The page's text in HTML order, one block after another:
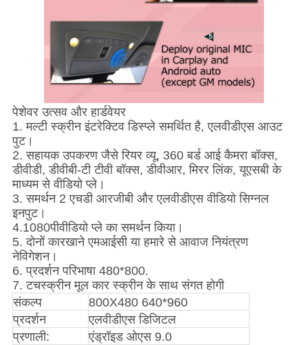
पेशेवर उत्सव और हार्डवेयर
1. मल्टी स्क्रीन इंटरेक्टिव डिस्प्ले समर्थित है, एलवीडीएस आउट
पुट।
2. सहायक उपकरण जैसे रियर व्यू, 360 बर्ड आई कैमरा बॉक्स,
डीवीडी, डीवीबी-टी टीवी बॉक्स, डीवीआर, मिरर लिंक, यूएसबी के
माध्यम से वीडियो प्ले।
3. समर्थन 2 एचडी आरजीबी और एलवीडीएस वीडियो सिग्नल
इनपुट।
4.1080पीवीडियो प्ले का समर्थन किया।
5. दोनों कारखाने एमआईसी या हमारे से आवाज नियंत्रण
नेविगेशन।
6. प्रदर्शन परिभाषा 480*800.
7. टचस्क्रीन मूल कार स्क्रीन के साथ संगत होगी
संकल्प
800X480 640*960
प्रदर्शन
एलवीडीएस डिजिटल
प्रणाली:
एंड्रॉइड ओएस 9.0